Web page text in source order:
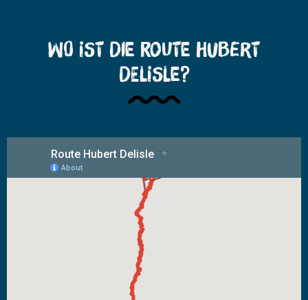
Wo ist die Route Hubert
Delisle?